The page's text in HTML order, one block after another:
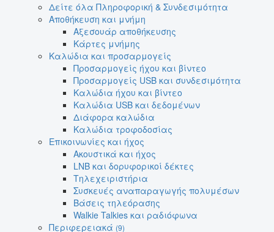
Δείτε όλα Πληροφορική & Συνδεσιμότητα
Αποθήκευση και μνήμη
Αξεσουάρ αποθήκευσης
Κάρτες μνήμης
Καλώδια και προσαρμογείς
Προσαρμογείς ήχου και βίντεο
Προσαρμογείς USB και συνδεσιμότητα
Καλώδια ήχου και βίντεο
Καλώδια USB και δεδομένων
Διάφορα καλώδια
Καλώδια τροφοδοσίας
Επικοινωνίες και ήχος
Ακουστικά και ήχος
LNB και δορυφορικοί δέκτες
Τηλεχειριστήρια
Συσκευές αναπαραγωγής πολυμέσων
Βάσεις τηλεόρασης
Walkie Talkies και ραδιόφωνα
Περιφερειακά (9)